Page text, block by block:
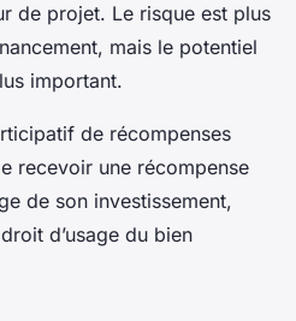
de projet. Le risque est plus
mais le potentiel
important.
de récompenses
recevoir une récompense
de son investissement,
d’usage du bien